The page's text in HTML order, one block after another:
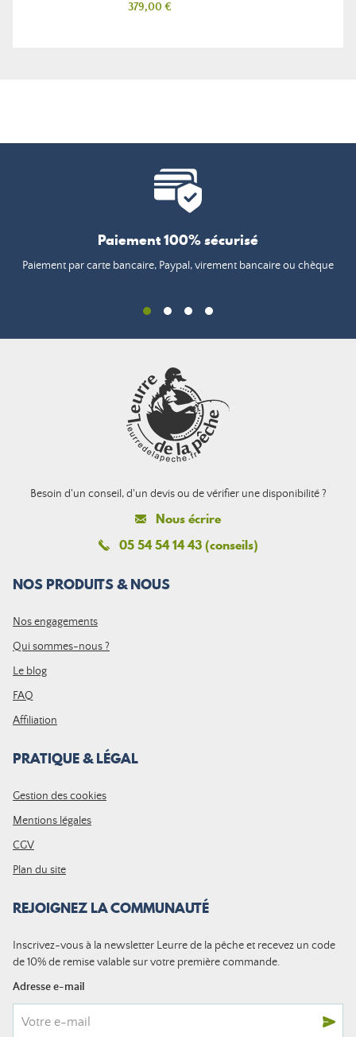
Prix
379,00 €
Paiement 100% sécurisé
Paiement par carte bancaire, Paypal, virement bancaire ou chèque
Besoin d'un conseil, d'un devis ou de vérifier une disponibilité ?
Nous écrire
05 54 54 14 43 (conseils)
NOS PRODUITS & NOUS
Nos engagements
Qui sommes-nous ?
Le blog
FAQ
Affiliation
PRATIQUE & LÉGAL
Gestion des cookies
Mentions légales
CGV
Plan du site
REJOIGNEZ LA COMMUNAUTÉ
Inscrivez-vous à la newsletter Leurre de la pêche et recevez un code
de 10% de remise valable sur votre première commande.
Adresse e-mail